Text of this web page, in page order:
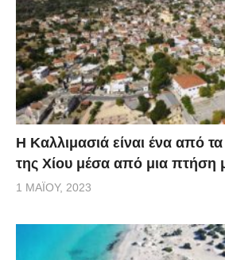
Η Καλλιμασιά είναι ένα από
της Χίου μέσα από μια πτήση
1 ΜΑΪ́ΟΥ, 2023